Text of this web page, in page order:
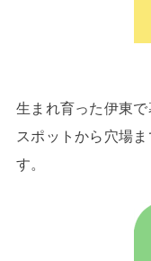
生まれ育った伊東
スポットから穴場
す。